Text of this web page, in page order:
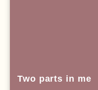
Two parts in me